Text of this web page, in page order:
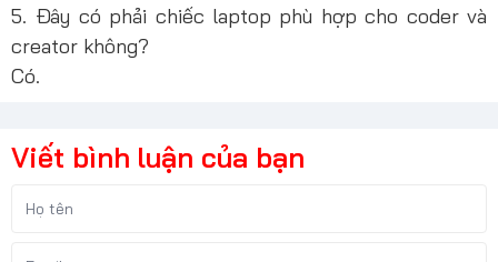
5. Đây có phải chiếc laptop phù hợp cho coder và
creator không?
Có.
Viết bình luận của bạn